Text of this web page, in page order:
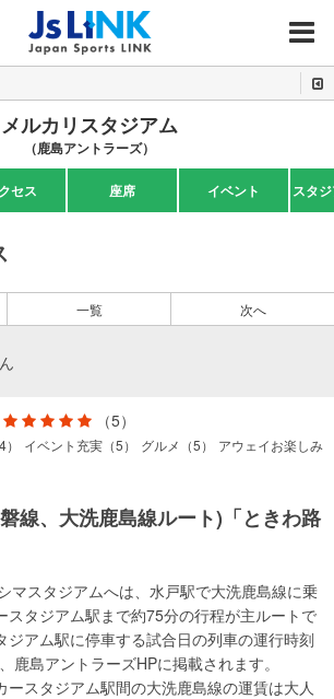
MENU
メルカリスタジアム
（鹿島アントラーズ）
セス 座席 イベント スタ
一覧 次へ
（5）
イベント充実（5） グルメ（5）
アウェイお楽しみ
線、大洗鹿島線ルート)「ときわ路
マスタジアムへは、水戸駅で大洗鹿島線に乗
スタジアム駅まで約75分の行程が主ルートで
ジアム駅に停車する試合日の列車の運行時刻
鹿島アントラーズHPに掲載されます。
ースタジアム駅間の大洗鹿島線の運賃は大人